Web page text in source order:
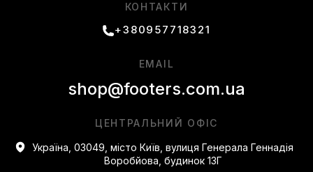
КОНТАКТИ
+380957718321
ЦЕНТРАЛЬНИЙ ОФІС
Україна, 03049, місто Київ, вулиця Генерала Геннадія
Воробйова, будинок 13Г
EMAIL
shop@footers.com.ua